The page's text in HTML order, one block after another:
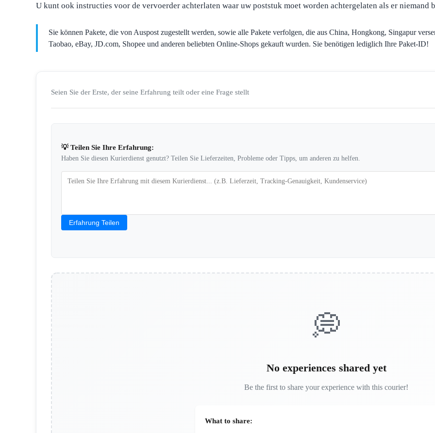
U kunt ook instructies voor de vervoerder achterlaten waar uw poststuk moet worden achtergelaten als er niemand
Sie können Pakete, die von Auspost zugestellt werden, sowie alle Pakete verfolgen, die aus China, Hongkong, Singapur
Taobao, eBay, JD.com, Shopee und anderen beliebten Online-Shops gekauft wurden. Sie benötigen lediglich Ihre Paket-ID!
Seien Sie der Erste, der seine Erfahrung teilt oder eine Frage stellt
💡 Teilen Sie Ihre Erfahrung:
Haben Sie diesen Kurierdienst genutzt? Teilen Sie Lieferzeiten, Probleme oder Tipps, um anderen zu helfen.
Erfahrung Teilen
💭
No experiences shared yet
Be the first to share your experience with this courier!
What to share: